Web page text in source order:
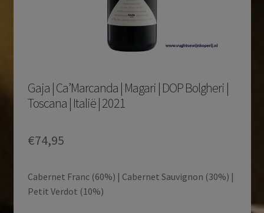
Gaja | Ca’Marcanda | Magari | DOP Bolgheri |
Toscana | Italië | 2021
€74,95
Cabernet Franc (60%) | Cabernet Sauvignon (30%) |
Petit Verdot (10%)